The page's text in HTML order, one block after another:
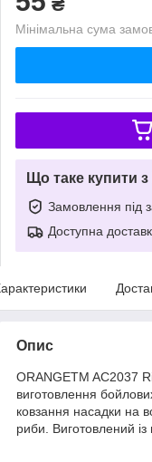
Мінімальна сума
Що таке купити
Замовлення під
Доступна
Опис
ORANGETM AC2037
виготовлення
ковзання насадки на
риби. Виготовлений із